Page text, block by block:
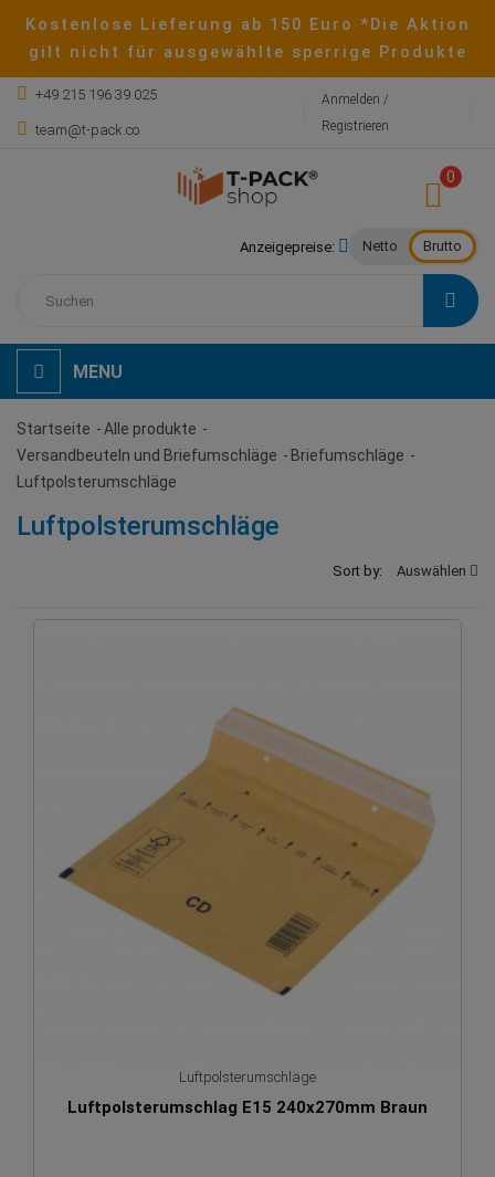
Kostenlose Lieferung ab 150 Euro *Die Aktion
gilt nicht für ausgewählte sperrige Produkte
+49 215 196 39 025
team@t-pack.co
Anmelden /
Registrieren
Anzeigepreise: Netto Brutto
0
MENU
Startseite
Alle produkte
Versandbeuteln und Briefumschläge
Briefumschläge
Luftpolsterumschläge
Luftpolsterumschläge
Sort by: Auswählen
Luftpolsterumschläge
Luftpolsterumschlag E15 240x270mm Braun